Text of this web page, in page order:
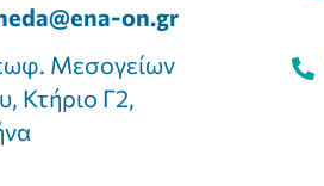
on.gr
Μεσογείων
Κτήριο Γ2,